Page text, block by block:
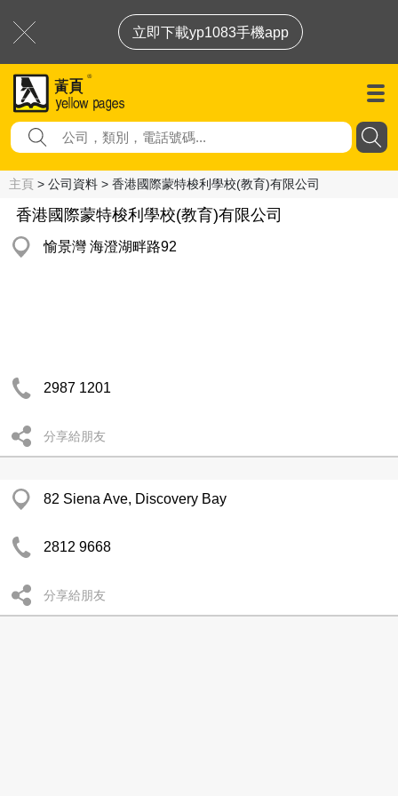
立即下載yp1083手機app
主頁 > 公司資料 > 香港國際蒙特梭利學校(教育)有限公司
香港國際蒙特梭利學校(教育)有限公司
愉景灣 海澄湖畔路92
2987 1201
分享給朋友
82 Siena Ave, Discovery Bay
2812 9668
分享給朋友